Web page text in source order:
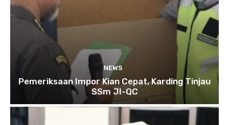
NEWS
Pemeriksaan Impor Kian Cepat, Karding Tinjau
SSm JI-QC